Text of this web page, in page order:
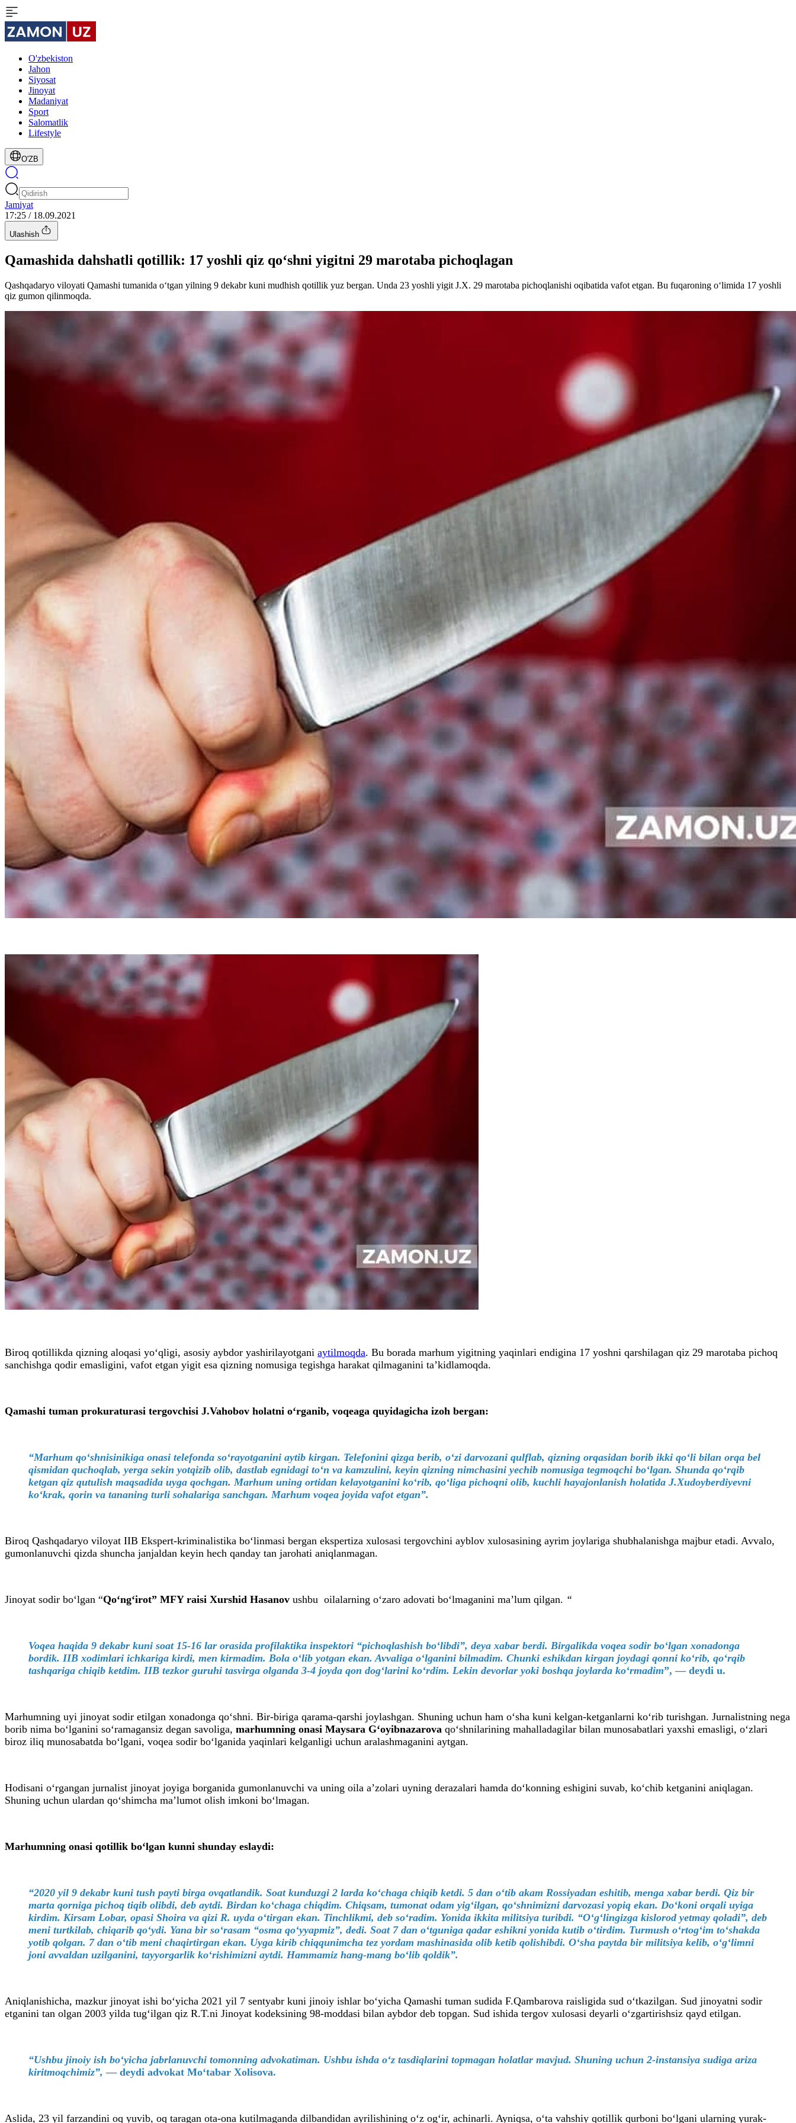
O'zbekiston
Jahon
Siyosat
Jinoyat
Madaniyat
Sport
Salomatlik
Lifestyle
O'ZB
Jamiyat
17:25 / 18.09.2021
Ulashish
Qamashida dahshatli qotillik: 17 yoshli qiz qo‘shni yigitni 29 marotaba pichoqlagan
Qashqadaryo viloyati Qamashi tumanida o‘tgan yilning 9 dekabr kuni mudhish qotillik yuz bergan. Unda 23 yoshli yigit J.X. 29 marotaba pichoqlanishi oqibatida vafot etgan. Bu fuqaroning o‘limida 17 yoshli
qiz gumon qilinmoqda.
Biroq qotillikda qizning aloqasi yo‘qligi, asosiy aybdor yashirilayotgani aytilmoqda. Bu borada marhum yigitning yaqinlari endigina 17 yoshni qarshilagan qiz 29 marotaba pichoq
sanchishga qodir emasligini, vafot etgan yigit esa qizning nomusiga tegishga harakat qilmaganini taʼkidlamoqda.
Qamashi tuman prokuraturasi tergovchisi J.Vahobov holatni o‘rganib, voqeaga quyidagicha izoh bergan:
“Marhum qo‘shnisinikiga onasi telefonda so‘rayotganini aytib kirgan. Telefonini qizga berib, o‘zi darvozani qulflab, qizning orqasidan borib ikki qo‘li bilan orqa bel
qismidan quchoqlab, yerga sekin yotqizib olib, dastlab egnidagi to‘n va kamzulini, keyin qizning nimchasini yechib nomusiga tegmoqchi bo‘lgan. Shunda qo‘rqib
ketgan qiz qutulish maqsadida uyga qochgan. Marhum uning ortidan kelayotganini ko‘rib, qo‘liga pichoqni olib, kuchli hayajonlanish holatida J.Xudoyberdiyevni
ko‘krak, qorin va tananing turli sohalariga sanchgan. Marhum voqea joyida vafot etgan”.
Biroq Qashqadaryo viloyat IIB Ekspert-kriminalistika bo‘linmasi bergan ekspertiza xulosasi tergovchini ayblov xulosasining ayrim joylariga shubhalanishga majbur etadi. Avvalo,
gumonlanuvchi qizda shuncha janjaldan keyin hech qanday tan jarohati aniqlanmagan.
Jinoyat sodir bo‘lgan “Qo‘ng‘irot” MFY raisi Xurshid Hasanov ushbu oilalarning o‘zaro adovati bo‘lmaganini maʼlum qilgan. “
Voqea haqida 9 dekabr kuni soat 15-16 lar orasida profilaktika inspektori “pichoqlashish bo‘libdi”, deya xabar berdi. Birgalikda voqea sodir bo‘lgan xonadonga
bordik. IIB xodimlari ichkariga kirdi, men kirmadim. Bola o‘lib yotgan ekan. Avvaliga o‘lganini bilmadim. Chunki eshikdan kirgan joydagi qonni ko‘rib, qo‘rqib
tashqariga chiqib ketdim. IIB tezkor guruhi tasvirga olganda 3-4 joyda qon dog‘larini ko‘rdim. Lekin devorlar yoki boshqa joylarda ko‘rmadim”, — deydi u.
Marhumning uyi jinoyat sodir etilgan xonadonga qo‘shni. Bir-biriga qarama-qarshi joylashgan. Shuning uchun ham o‘sha kuni kelgan-ketganlarni ko‘rib turishgan. Jurnalistning nega
borib nima bo‘lganini so‘ramagansiz degan savoliga, marhumning onasi Maysara G‘oyibnazarova qo‘shnilarining mahalladagilar bilan munosabatlari yaxshi emasligi, o‘zlari
biroz iliq munosabatda bo‘lgani, voqea sodir bo‘lganida yaqinlari kelganligi uchun aralashmaganini aytgan.
Hodisani o‘rgangan jurnalist jinoyat joyiga borganida gumonlanuvchi va uning oila aʼzolari uyning derazalari hamda do‘konning eshigini suvab, ko‘chib ketganini aniqlagan.
Shuning uchun ulardan qo‘shimcha maʼlumot olish imkoni bo‘lmagan.
Marhumning onasi qotillik bo‘lgan kunni shunday eslaydi:
“2020 yil 9 dekabr kuni tush payti birga ovqatlandik. Soat kunduzgi 2 larda ko‘chaga chiqib ketdi. 5 dan o‘tib akam Rossiyadan eshitib, menga xabar berdi. Qiz bir
marta qorniga pichoq tiqib olibdi, deb aytdi. Birdan ko‘chaga chiqdim. Chiqsam, tumonat odam yig‘ilgan, qo‘shnimizni darvozasi yopiq ekan. Do‘koni orqali uyiga
kirdim. Kirsam Lobar, opasi Shoira va qizi R. uyda o‘tirgan ekan. Tinchlikmi, deb so‘radim. Yonida ikkita militsiya turibdi. “O‘g‘lingizga kislorod yetmay qoladi”, deb
meni turtkilab, chiqarib qo‘ydi. Yana bir so‘rasam “osma qo‘yyapmiz”, dedi. Soat 7 dan o‘tguniga qadar eshikni yonida kutib o‘tirdim. Turmush o‘rtog‘im to‘shakda
yotib qolgan. 7 dan o‘tib meni chaqirtirgan ekan. Uyga kirib chiqqunimcha tez yordam mashinasida olib ketib qolishibdi. O‘sha paytda bir militsiya kelib, o‘g‘limni
joni avvaldan uzilganini, tayyorgarlik ko‘rishimizni aytdi. Hammamiz hang-mang bo‘lib qoldik”.
Aniqlanishicha, mazkur jinoyat ishi bo‘yicha 2021 yil 7 sentyabr kuni jinoiy ishlar bo‘yicha Qamashi tuman sudida F.Qambarova raisligida sud o‘tkazilgan. Sud jinoyatni sodir
etganini tan olgan 2003 yilda tug‘ilgan qiz R.T.ni Jinoyat kodeksining 98-moddasi bilan aybdor deb topgan. Sud ishida tergov xulosasi deyarli o‘zgartirishsiz qayd etilgan.
“Ushbu jinoiy ish bo‘yicha jabrlanuvchi tomonning advokatiman. Ushbu ishda o‘z tasdiqlarini topmagan holatlar mavjud. Shuning uchun 2-instansiya sudiga ariza
kiritmoqchimiz”, — deydi advokat Moʻtabar Xolisova.
Aslida, 23 yil farzandini oq yuvib, oq taragan ota-ona kutilmaganda dilbandidan ayrilishining o‘z og‘ir, achinarli. Ayniqsa, o‘ta vahshiy qotillik qurboni bo‘lgani ularning yurak-